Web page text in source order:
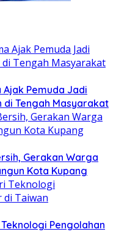
Pemuda Jadi
di Tengah Masyarakat
Gerakan Warga
Kota Kupang
Pengolahan